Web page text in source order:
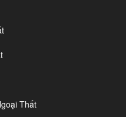
Thất